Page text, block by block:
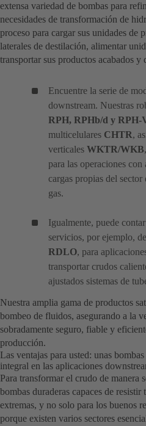
extensa variedad de bombas para
necesidades de transformación de
proceso para cargar sus unidades de
laterales de destilación, alimentar
transportar sus productos acabados y
Encuentre la serie de
downstream. Nuestras
RPH, RPHb/d y RPH-
multicelulares CHTR,
verticales WKTR/WKB
para las operaciones
cargas propias del
gas.
Igualmente, puede
servicios, por ejemplo,
RDLO, para
transportar crudos
ajustados sistemas de
Nuestra amplia gama de productos
bombeo de fluidos, asegurando a la
sobradamente seguro, fiable y
producción.
Las ventajas para usted: unas
integral en las aplicaciones
Para transformar el crudo de manera
bombas duraderas capaces de
extremas, y no solo para los buenos
porque existen varios sectores